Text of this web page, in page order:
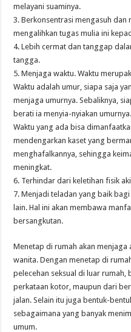
melayani suaminya.
3. Berkonsentrasi mengasuh
mengalihkan tugas mulia ini
4. Lebih cermat dan tanggap
tangga.
5. Menjaga waktu. Waktu
Waktu adalah umur, siapa saja
menjaga umurnya. Sebaliknya,
berati ia menyia-nyiakan umurnya.
Waktu yang ada bisa
mendengarkan kaset yang
menghafalkannya, sehingga
meningkat.
6. Terhindar dari keletihan fisik
7. Menjadi teladan yang baik
lain. Hal ini akan membawa
bersangkutan.
Menetap di rumah akan
wanita. Dengan menetap di
pelecehan seksual di luar rumah,
perkataan kotor, maupun dari
jalan. Selain itu juga bentuk-
sebagaimana yang banyak
umum.